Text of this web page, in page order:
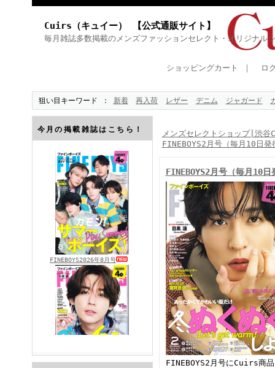
Cuirs（キュイー） 【公式通販サイト】
毎月雑誌多数掲載のメンズファッションセレクト・オリジナル
ショッピングカート ｜ ロ
狙い目キーワード 新着 再入荷 レザー デニム ジャガード
今月の掲載雑誌はこちら！
FINEBOYS2026年8月号
メンズセレクトショップ|渋
FINEBOYS2月号（毎月10日発
FINEBOYS2月号（毎月10日
FINEBOYS2月号にCuirs商